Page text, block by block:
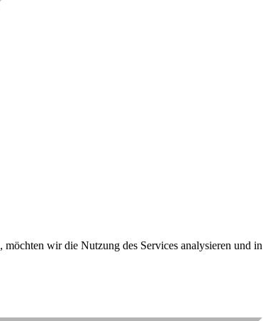
wir die Nutzung des Services analysieren und in